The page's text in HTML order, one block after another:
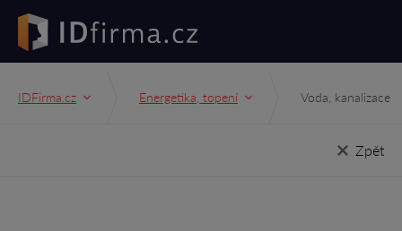
IDFirma.cz Energetika, topení Voda, kanalizace
Zpět